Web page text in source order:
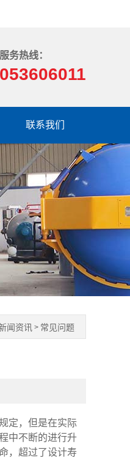
务热线：
联系我们
闻资讯 > 常见问题
定，但是在实际
中不断的进行升
，超过了设计寿